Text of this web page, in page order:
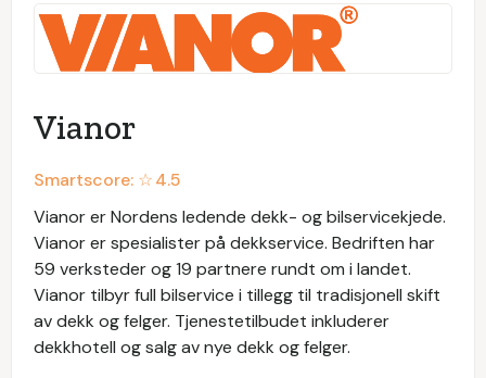
Vianor
Smartscore: ☆4.5
Vianor er Nordens ledende dekk- og bilservicekjede.
Vianor er spesialister på dekkservice. Bedriften har
59 verksteder og 19 partnere rundt om i landet.
Vianor tilbyr full bilservice i tillegg til tradisjonell skift
av dekk og felger. Tjenestetilbudet inkluderer
dekkhotell og salg av nye dekk og felger.